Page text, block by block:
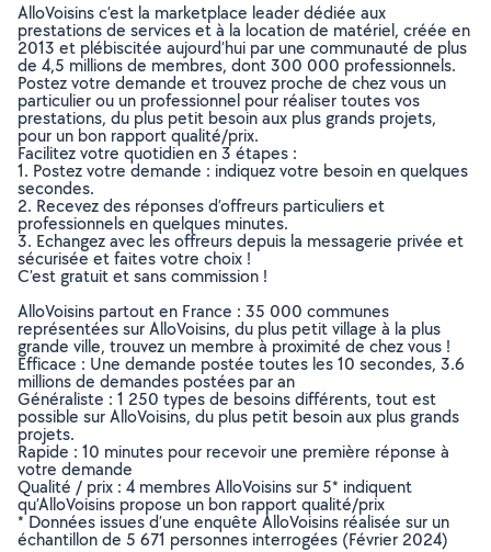
AlloVoisins c’est la marketplace leader dédiée aux
prestations de services et à la location de matériel, créée en
2013 et plébiscitée aujourd’hui par une communauté de plus
de 4,5 millions de membres, dont 300 000 professionnels.
Postez votre demande et trouvez proche de chez vous un
particulier ou un professionnel pour réaliser toutes vos
prestations, du plus petit besoin aux plus grands projets,
pour un bon rapport qualité/prix.
Facilitez votre quotidien en 3 étapes :
1. Postez votre demande : indiquez votre besoin en quelques
secondes.
2. Recevez des réponses d’offreurs particuliers et
professionnels en quelques minutes.
3. Echangez avec les offreurs depuis la messagerie privée et
sécurisée et faites votre choix !
C’est gratuit et sans commission !
AlloVoisins partout en France : 35 000 communes
représentées sur AlloVoisins, du plus petit village à la plus
grande ville, trouvez un membre à proximité de chez vous !
Efficace : Une demande postée toutes les 10 secondes, 3.6
millions de demandes postées par an
Généraliste : 1 250 types de besoins différents, tout est
possible sur AlloVoisins, du plus petit besoin aux plus grands
projets.
Rapide : 10 minutes pour recevoir une première réponse à
votre demande
Qualité / prix : 4 membres AlloVoisins sur 5* indiquent
qu’AlloVoisins propose un bon rapport qualité/prix
* Données issues d’une enquête AlloVoisins réalisée sur un
échantillon de 5 671 personnes interrogées (Février 2024)